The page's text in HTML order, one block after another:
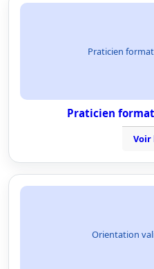
Praticien
Praticien
Voir
Orientation